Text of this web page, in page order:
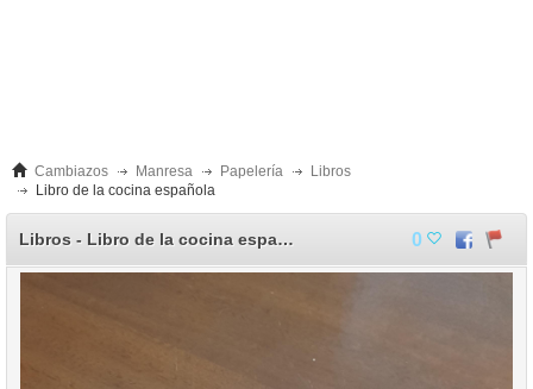
Cambiazos Manresa Papelería
Libros
Libro de la cocina española
Libros - Libro de la cocina española 0